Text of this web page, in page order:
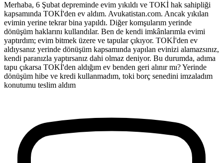
Merhaba, 6 Şubat depreminde evim yıkıldı ve TOKİ hak sahipliği
kapsamında TOKİ'den ev aldım. Avukatistan.com. Ancak yıkılan
evimin yerine tekrar bina yapıldı. Diğer komşularım yerinde
dönüşüm haklarını kullandılar. Ben de kendi imkânlarımla evimi
yaptırdım; evim bitmek üzere ve tapular çıkıyor. TOKİ'den ev
aldıysanız yerinde dönüşüm kapsamında yapılan evinizi alamazsınız,
kendi paranızla yaptırsanız dahi olmaz deniyor. Bu durumda, adıma
tapu çıkarsa TOKİ'den aldığım ev benden geri alınır mı? Yerinde
dönüşüm hibe ve kredi kullanmadım, toki borç senedini imzaladım
konutumu teslim aldım